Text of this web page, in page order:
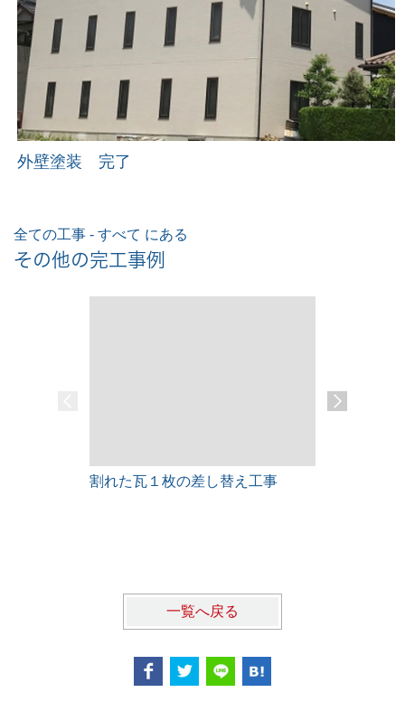
外壁塗装 完了
全ての工事 - すべて にある
その他の完工事例
割れた瓦１枚の差し替え工事
一覧へ戻る